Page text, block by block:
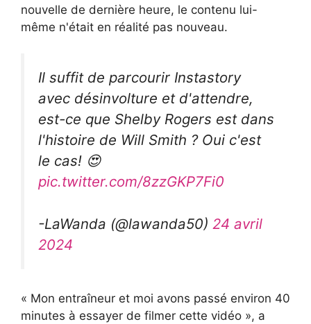
nouvelle de dernière heure, le contenu lui-
même n'était en réalité pas nouveau.
Il suffit de parcourir Instastory
avec désinvolture et d'attendre,
est-ce que Shelby Rogers est dans
l'histoire de Will Smith ? Oui c'est
le cas! 😍
pic.twitter.com/8zzGKP7Fi0
-LaWanda (@lawanda50) 24 avril
2024
« Mon entraîneur et moi avons passé environ 40
minutes à essayer de filmer cette vidéo », a